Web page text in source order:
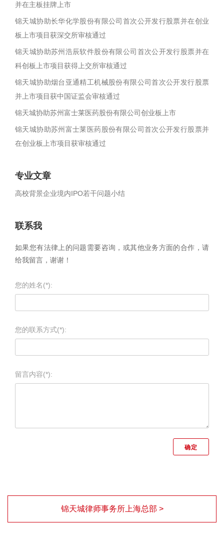
并在主板挂牌上市
锦天城协助长华化学股份有限公司首次公开发行股票并在创业
板上市项目获深交所审核通过
锦天城协助苏州浩辰软件股份有限公司首次公开发行股票并在
科创板上市项目获得上交所审核通过
锦天城协助烟台亚通精工机械股份有限公司首次公开发行股票
并上市项目获中国证监会审核通过
锦天城协助苏州富士莱医药股份有限公司创业板上市
锦天城协助苏州富士莱医药股份有限公司首次公开发行股票并
在创业板上市项目获审核通过
专业文章
高校背景企业境内IPO若干问题小结
联系我
如果您有法律上的问题需要咨询，或其他业务方面的合作，请
给我留言，谢谢！
您的姓名(*):
您的联系方式(*):
留言内容(*):
锦天城律师事务所上海总部 >